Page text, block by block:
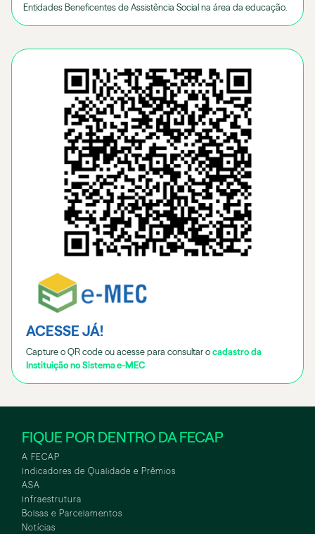
Entidades Beneficentes de Assistência Social na área da educação.
ACESSE JÁ!
Capture o QR code ou acesse para consultar o cadastro da
Instituição no Sistema e-MEC
FIQUE POR DENTRO DA FECAP
A FECAP
Indicadores de Qualidade e Prêmios
ASA
Infraestrutura
Bolsas e Parcelamentos
Notícias